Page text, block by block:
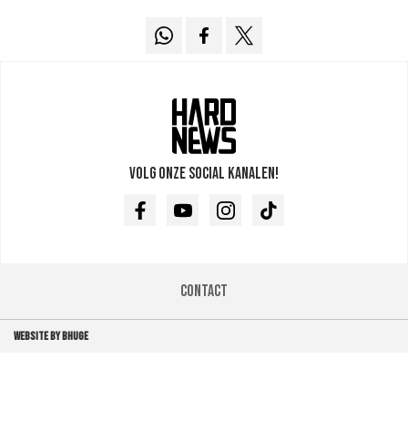
Volg onze social kanalen!
FacebookYoutubeInstagramTikTok
Contact
WEBSITE BY BHUGE